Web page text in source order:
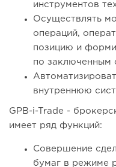
инструментов
Осуществлять
операций,
позицию и
по заключенным
внутреннюю
GPB-i-Trade -
имеет ряд функций:
Совершение
бумаг в режиме